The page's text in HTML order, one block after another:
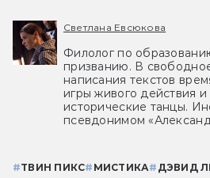
Светлана Евсюкова
Филолог по
призванию. В
написания текстов
игры живого действия
исторические танцы.
псевдонимом
#ТВИН ПИКС# МИСТИКА# ДЭВИД